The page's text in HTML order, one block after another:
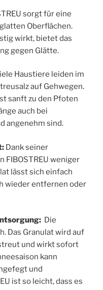
sorgt für eine
Oberflächen.
wirkt, bietet das
gegen Glätte.
Haustiere leiden im
auf Gehwegen.
sanft zu den Pfoten
auch bei
angenehm sind.
Dank seiner
FIBOSTREU weniger
lässt sich einfach
wieder entfernen oder
Die
Das Granulat wird auf
und wirkt sofort
kann
und
ist so leicht, dass es